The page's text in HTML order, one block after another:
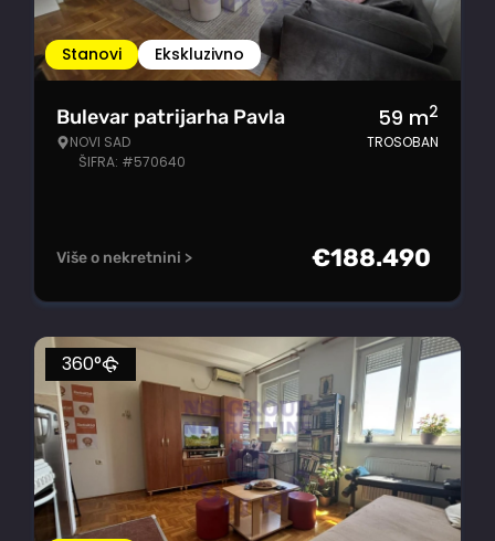
Stanovi Ekskluzivno
Bulevar patrijarha Pavla
NOVI SAD
ŠIFRA: #570640
59 m2
TROSOBAN
Više o nekretnini > €188.490
360°